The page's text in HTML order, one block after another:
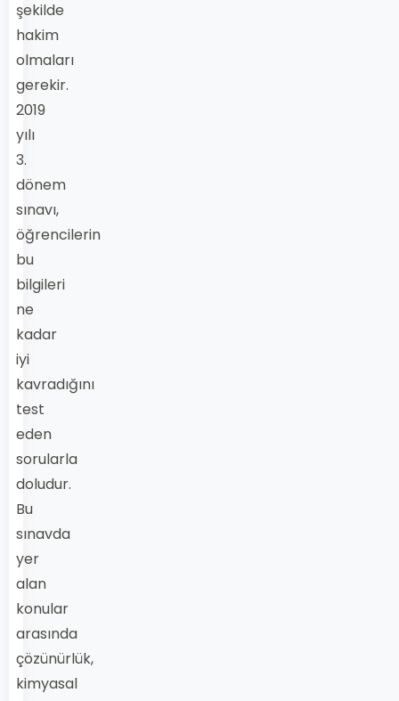
şekilde
hakim
olmaları
gerekir.
2019
yılı
3.
dönem
sınavı,
öğrencilerin
bu
bilgileri
ne
kadar
iyi
kavradığını
test
eden
sorularla
doludur.
Bu
sınavda
yer
alan
konular
arasında
çözünürlük,
kimyasal